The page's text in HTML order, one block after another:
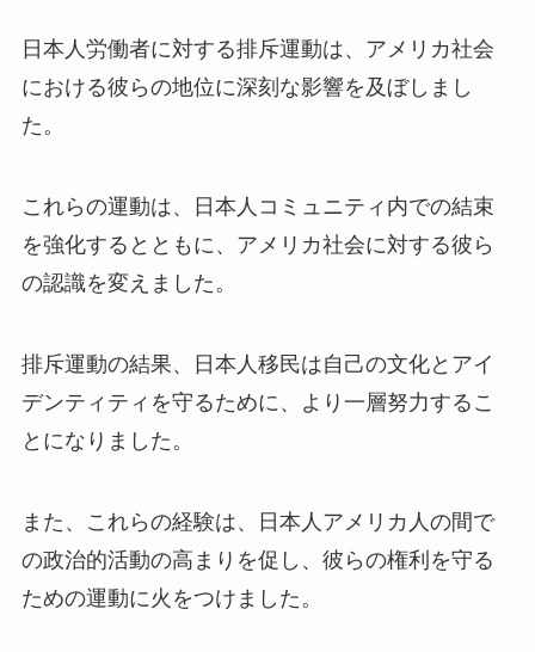
日本人労働者に対する排斥運動は、アメリカ社会
における彼らの地位に深刻な影響を及ぼしまし
た。
これらの運動は、日本人コミュニティ内での結束
を強化するとともに、アメリカ社会に対する彼ら
の認識を変えました。
排斥運動の結果、日本人移民は自己の文化とアイ
デンティティを守るために、より一層努力するこ
とになりました。
また、これらの経験は、日本人アメリカ人の間で
の政治的活動の高まりを促し、彼らの権利を守る
ための運動に火をつけました。